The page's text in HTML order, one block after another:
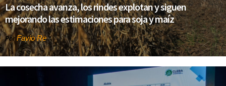
La cosecha avanza, los rindes explotan y siguen
mejorando las estimaciones para soja y maíz
Por Favio Re